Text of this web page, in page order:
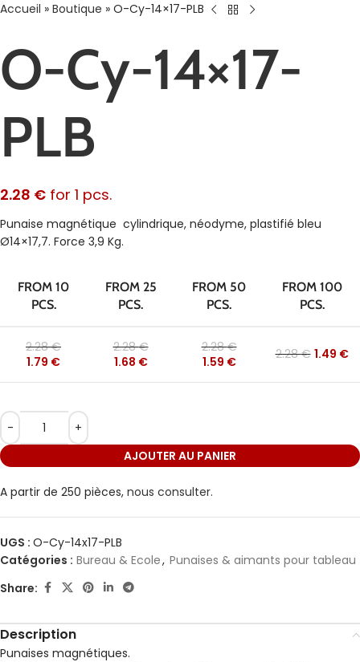
Accueil » Boutique » O-Cy-14×17-PLB
O-Cy-14×17-
PLB
2.28 € for 1 pcs.
Punaise magnétique cylindrique, néodyme, plastifié bleu
Ø14×17,7. Force 3,9 Kg.
FROM 10
PCS.
FROM 25
PCS.
FROM 50
PCS.
FROM 100
PCS.
2.28€
1.79 €
2.28€
1.68 €
2.28€
1.59 € 2.28€ 1.49 €
AJOUTER AU PANIER
A partir de 250 pièces, nous consulter.
UGS : O-Cy-14x17-PLB
Catégories : Bureau & Ecole, Punaises & aimants pour tableau
Share:
Description
Punaises magnétiques.